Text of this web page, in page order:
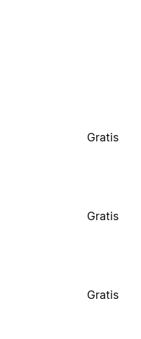
Gratis
Gratis
Gratis